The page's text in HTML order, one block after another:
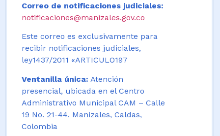
Correo de notificaciones judiciales:
notificaciones@manizales.gov.co
Este correo es exclusivamente para
recibir notificaciones judiciales,
ley1437/2011 «ARTICULO197
Ventanilla única: Atención
presencial, ubicada en el Centro
Administrativo Municipal CAM – Calle
19 No. 21-44. Manizales, Caldas,
Colombia